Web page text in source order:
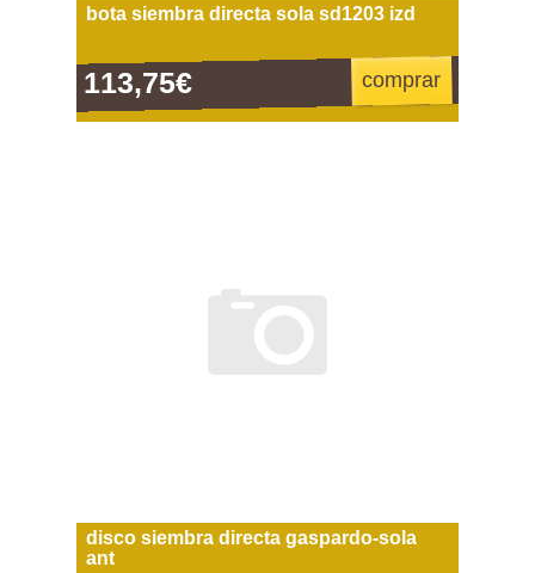
bota siembra directa sola sd1203 izd
113,75€ comprar
disco siembra directa gaspardo-sola
ant